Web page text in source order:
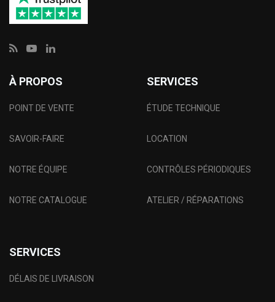
À PROPOS
POINT DE VENTE
SAVOIR-FAIRE
NOTRE ÉQUIPE
NOTRE CATALOGUE
SERVICES
ÉTUDE TECHNIQUE
LOCATION
CONTRÔLES PÉRIODIQUES
ATELIER / RÉPARATIONS
SERVICES
DÉLAIS DE LIVRAISON